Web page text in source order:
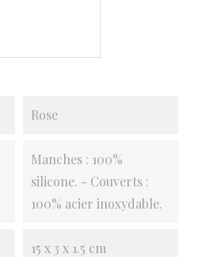
Rose
Manches : 100%
silicone. - Couverts :
100% acier inoxydable.
15 x 3 x 1.5 cm